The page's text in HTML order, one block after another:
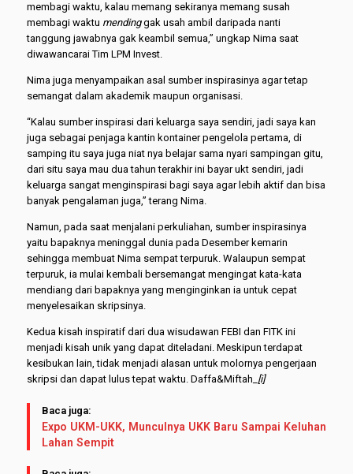
membagi waktu, kalau memang sekiranya memang susah
membagi waktu mendinggak usah ambil daripada nanti
tanggung jawabnya gak keambil semua,” ungkap Nima saat
diwawancarai Tim LPM Invest.
Nima juga menyampaikan asal sumber inspirasinya agar tetap
semangat dalam akademik maupun organisasi.
“Kalau sumber inspirasi dari keluarga saya sendiri, jadi saya kan
juga sebagai penjaga kantin kontainer pengelola pertama, di
samping itu saya juga niat nya belajar sama nyari sampingan gitu,
dari situ saya mau dua tahun terakhir ini bayar ukt sendiri, jadi
keluarga sangat menginspirasi bagi saya agar lebih aktif dan bisa
banyak pengalaman juga,” terang Nima.
Namun, pada saat menjalani perkuliahan, sumber inspirasinya
yaitu bapaknya meninggal dunia pada Desember kemarin
sehingga membuat Nima sempat terpuruk. Walaupun sempat
terpuruk, ia mulai kembali bersemangat mengingat kata-kata
mendiang dari bapaknya yang menginginkan ia untuk cepat
menyelesaikan skripsinya.
Kedua kisah inspiratif dari dua wisudawan FEBI dan FITK ini
menjadi kisah unik yang dapat diteladani. Meskipun terdapat
kesibukan lain, tidak menjadi alasan untuk molornya pengerjaan
skripsi dan dapat lulus tepat waktu. Daffa&Miftah _[i]
Baca juga:
Expo UKM-UKK, Munculnya UKK Baru Sampai Keluhan
Lahan Sempit